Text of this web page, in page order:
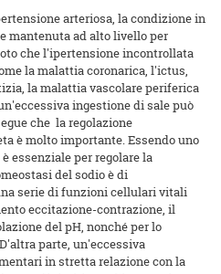
arteriosa, la condizione in
mantenuta ad alto livello per
che l'ipertensione incontrollata
la malattia coronarica, l'ictus,
la malattia vascolare periferica
ingestione di sale può
che la regolazione
è molto importante. Essendo uno
essenziale per regolare la
del sodio è di
serie di funzioni cellulari vitali
eccitazione-contrazione, il
del pH, nonché per lo
parte, un'eccessiva
in stretta relazione con la